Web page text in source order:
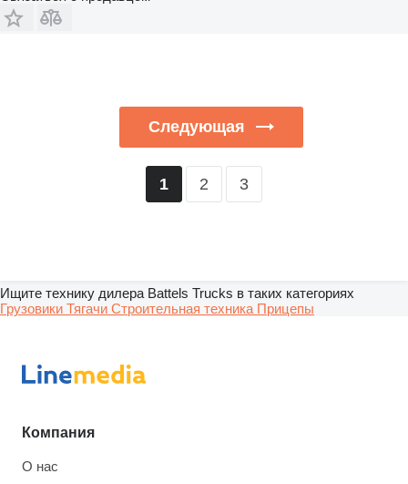
Следующая
1 2 3
Ищите технику дилера Battels Trucks в таких категориях
Грузовики Тягачи Строительная техника Прицепы
Компания
О нас